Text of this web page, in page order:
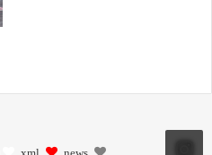
xml news